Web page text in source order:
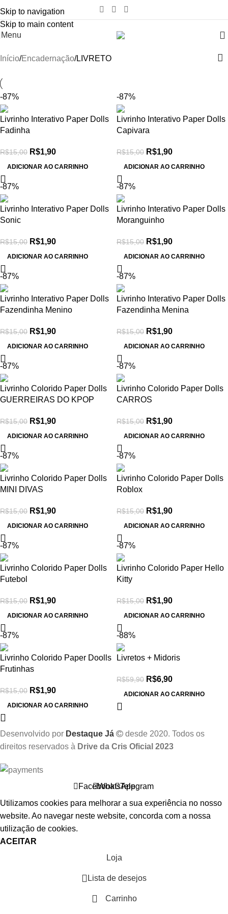
Skip to navigation
Skip to main content
Menu
Início Encadernação LIVRETO
-87%
Livrinho Interativo Paper Dolls
Fadinha
R$15,00 R$1,90
ADICIONAR AO CARRINHO
-87%
Livrinho Interativo Paper Dolls
Capivara
R$15,00 R$1,90
ADICIONAR AO CARRINHO
-87%
Livrinho Interativo Paper Dolls
Sonic
R$15,00 R$1,90
ADICIONAR AO CARRINHO
-87%
Livrinho Interativo Paper Dolls
Moranguinho
R$15,00 R$1,90
ADICIONAR AO CARRINHO
-87%
Livrinho Interativo Paper Dolls
Fazendinha Menino
R$15,00 R$1,90
ADICIONAR AO CARRINHO
-87%
Livrinho Interativo Paper Dolls
Fazendinha Menina
R$15,00 R$1,90
ADICIONAR AO CARRINHO
-87%
Livrinho Colorido Paper Dolls
GUERREIRAS DO KPOP
R$15,00 R$1,90
ADICIONAR AO CARRINHO
-87%
Livrinho Colorido Paper Dolls
CARROS
R$15,00 R$1,90
ADICIONAR AO CARRINHO
-87%
Livrinho Colorido Paper Dolls
MINI DIVAS
R$15,00 R$1,90
ADICIONAR AO CARRINHO
-87%
Livrinho Colorido Paper Dolls
Roblox
R$15,00 R$1,90
ADICIONAR AO CARRINHO
-87%
Livrinho Colorido Paper Dolls
Futebol
R$15,00 R$1,90
ADICIONAR AO CARRINHO
-87%
Livrinho Colorido Paper Hello
Kitty
R$15,00 R$1,90
ADICIONAR AO CARRINHO
-87%
Livrinho Colorido Paper Doolls
Frutinhas
R$15,00 R$1,90
ADICIONAR AO CARRINHO
-88%
Livretos + Midoris
R$59,90 R$6,90
ADICIONAR AO CARRINHO
Desenvolvido por Destaque Já
desde 2020. Todos os
direitos reservados à Drive da Cris Oficial 2023
FacebookWhatsAppTelegram
Utilizamos cookies para melhorar a sua experiência no nosso
website. Ao navegar neste website, concorda com a nossa
utilização de cookies.
ACEITAR
Loja
Lista de desejos
Carrinho